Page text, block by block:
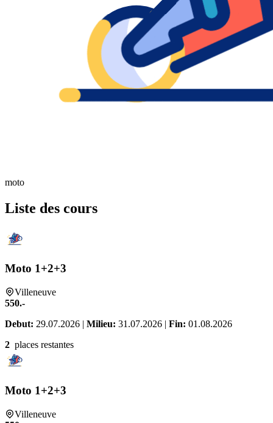
moto
Liste des cours
Moto 1+2+3
Villeneuve
550.-
Debut: 29.07.2026 | Milieu: 31.07.2026 | Fin: 01.08.2026
2 places restantes
Moto 1+2+3
Villeneuve